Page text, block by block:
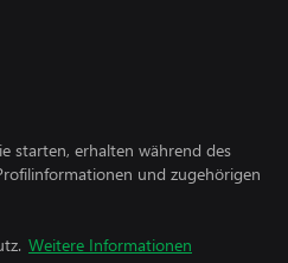
starten, erhalten während des
und zugehörigen
Weitere Informationen